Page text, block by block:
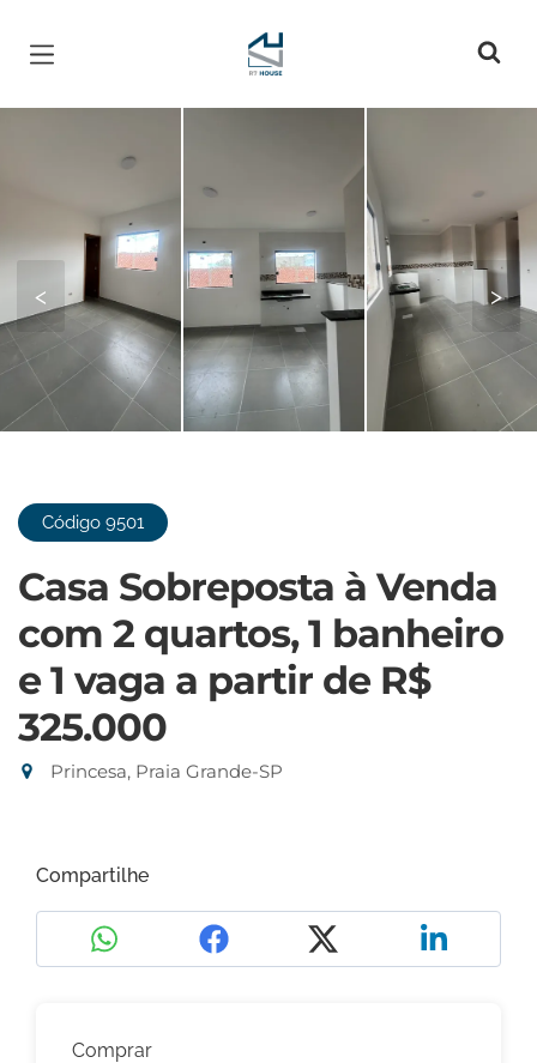
Página inicial
< >
Código 9501
Casa Sobreposta à Venda
com 2 quartos, 1 banheiro
e 1 vaga a partir de R$
325.000
Princesa, Praia Grande-SP
Compartilhe
Comprar